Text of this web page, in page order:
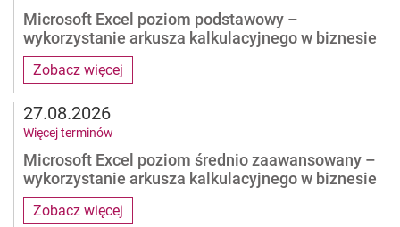
Zobacz więcej
Microsoft Excel poziom podstawowy –
wykorzystanie arkusza kalkulacyjnego w biznesie
Zobacz więcej
Microsoft Excel poziom średnio zaawansowany –
wykorzystanie arkusza kalkulacyjnego w biznesie
27.08.2026
Więcej terminów